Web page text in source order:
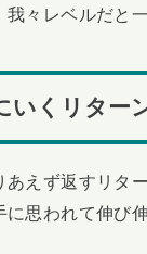
々レベルだと
いくリター
あえず返すリタ
思われて伸び